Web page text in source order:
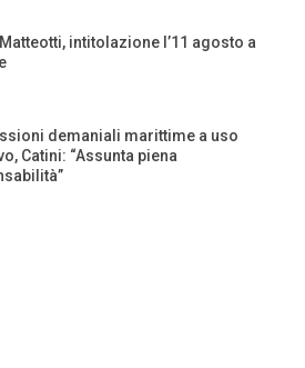
intitolazione l’11 agosto a
demaniali marittime a uso
Catini: “Assunta piena